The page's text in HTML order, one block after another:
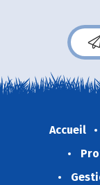
Accueil